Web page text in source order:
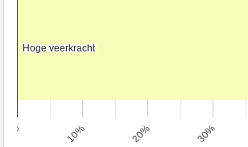
0% 10% 20% 30%
Hoge veerkracht
Hoge veerkracht